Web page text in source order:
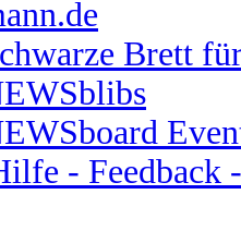
Brett
- Feedback